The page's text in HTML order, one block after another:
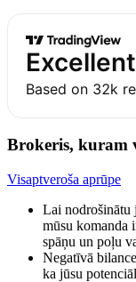
Brokeris, kuram
Visaptveroša aprūpe
Lai nodrošinātu
mūsu komanda
spāņu un poļu
Negatīvā
ka jūsu